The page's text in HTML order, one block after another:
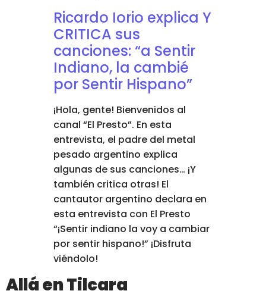
Ricardo Iorio explica Y
CRITICA sus
canciones: “a Sentir
Indiano, la cambié
por Sentir Hispano”
¡Hola, gente! Bienvenidos al
canal “El Presto”. En esta
entrevista, el padre del metal
pesado argentino explica
algunas de sus canciones… ¡Y
también critica otras! El
cantautor argentino declara en
esta entrevista con El Presto
“¡Sentir indiano la voy a cambiar
por sentir hispano!” ¡Disfruta
viéndolo!
Allá en Tilcara